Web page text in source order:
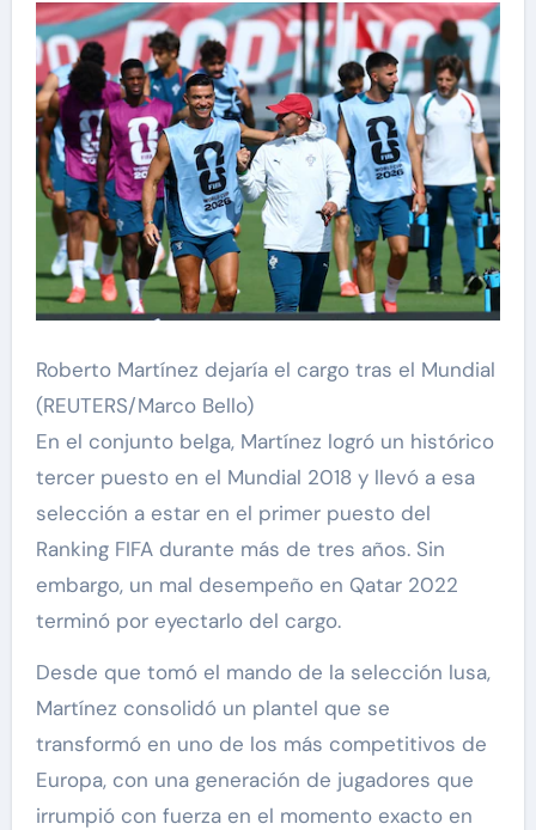
Roberto Martínez dejaría el cargo tras el Mundial
(REUTERS/Marco Bello)
En el conjunto belga, Martínez logró un histórico
tercer puesto en el Mundial 2018 y llevó a esa
selección a estar en el primer puesto del
Ranking FIFA durante más de tres años. Sin
embargo, un mal desempeño en Qatar 2022
terminó por eyectarlo del cargo.
Desde que tomó el mando de la selección lusa,
Martínez consolidó un plantel que se
transformó en uno de los más competitivos de
Europa, con una generación de jugadores que
irrumpió con fuerza en el momento exacto en